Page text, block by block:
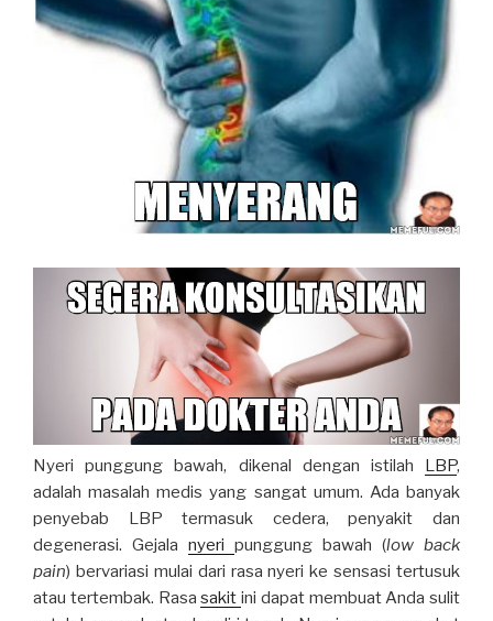
Nyeri punggung bawah, dikenal dengan istilah LBP,
adalah masalah medis yang sangat umum. Ada banyak
penyebab LBP termasuk cedera, penyakit dan
degenerasi. Gejala nyeri punggung bawah (low back
pain) bervariasi mulai dari rasa nyeri ke sensasi tertusuk
atau tertembak. Rasasakit ini dapat membuat Anda sulit